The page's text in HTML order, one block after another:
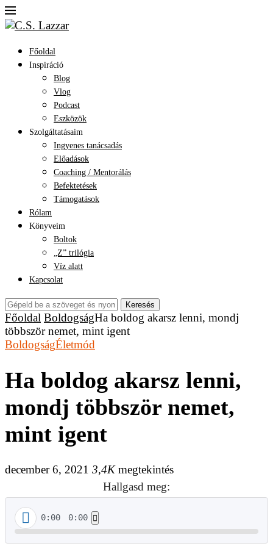
Főoldal
Inspiráció
Blog
Vlog
Podcast
Eszközök
Szolgáltatásaim
Ingyenes tanácsadás
Előadások
Coaching / Mentorálás
Befektetések
Támogatások
Rólam
Könyveim
Boltok
„Z” trilógia
Víz alatt
Kapcsolat
Keresés
Főoldal BoldogságHa boldog akarsz lenni, mondj
többször nemet, mint igent
BoldogságÉletmód
Ha boldog akarsz lenni,
mondj többször nemet,
mint igent
december 6, 2021 3,4Kmegtekintés
Hallgasd meg:
0:00 0:00